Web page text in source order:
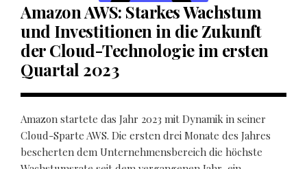
Amazon AWS: Starkes Wachstum
und Investitionen in die Zukunft
der Cloud-Technologie im ersten
Quartal 2023
Amazon startete das Jahr 2023 mit Dynamik in seiner
Cloud-Sparte AWS. Die ersten drei Monate des Jahres
bescherten dem Unternehmensbereich die höchste